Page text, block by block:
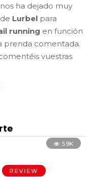
ha dejado muy
Lurbel para
running en función
prenda comentada.
vuestras
5.9K
REVIEW